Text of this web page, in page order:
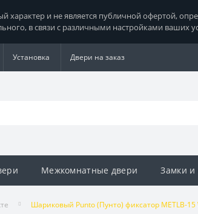
и не является публичной офертой,
в связи с различными настройками ваших
Установка Двери на заказ
Межкомнатные двери Замки и
Шариковый Punto (Пунто) фиксатор METLB-15